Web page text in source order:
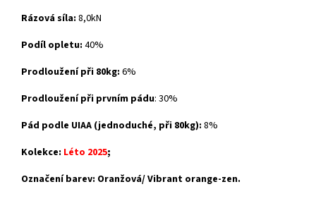
Rázová síla: 8,0kN
Podíl opletu: 40%
Prodloužení při 80kg: 6%
Prodloužení při prvním pádu: 30%
Pád podle UIAA (jednoduché, při 80kg): 8%
Kolekce: Léto 2025;
Označení barev: Oranžová/ Vibrant orange-zen.